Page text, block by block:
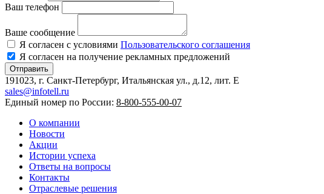
Ваш телефон
Ваше сообщение
Я согласен с условиями Пользовательского соглашения
Я согласен на получение рекламных предложений
Отправить
191023, г. Санкт-Петербург, Итальянская ул., д.12, лит. E
sales@infotell.ru
Единый номер по России: 8-800-555-00-07
О компании
Новости
Акции
Истории успеха
Ответы на вопросы
Контакты
Отраслевые решения